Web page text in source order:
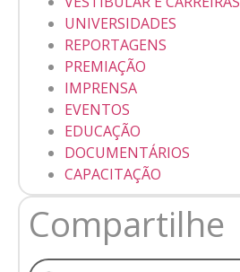
UNIVERSIDADES
REPORTAGENS
PREMIAÇÃO
IMPRENSA
EVENTOS
EDUCAÇÃO
DOCUMENTÁRIOS
CAPACITAÇÃO
Compartilhe